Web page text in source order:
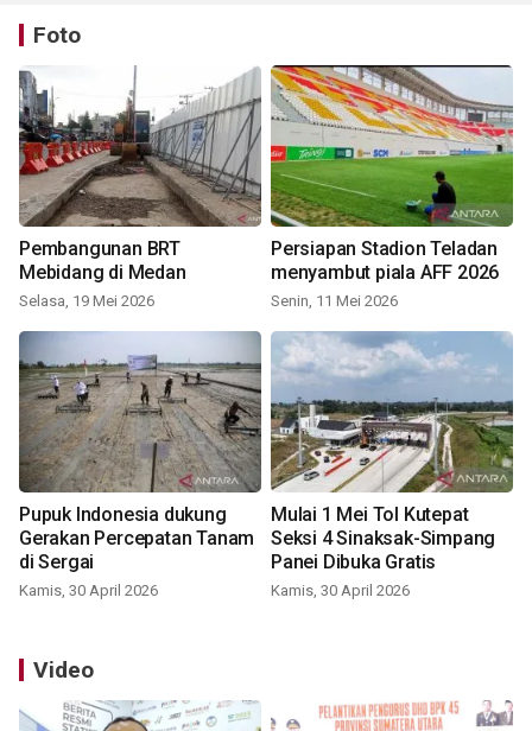
Foto
Pembangunan BRT
Mebidang di Medan
Selasa, 19 Mei 2026
Persiapan Stadion Teladan
menyambut piala AFF 2026
Senin, 11 Mei 2026
Pupuk Indonesia dukung
Gerakan Percepatan Tanam
di Sergai
Kamis, 30 April 2026
Mulai 1 Mei Tol Kutepat
Seksi 4 Sinaksak-Simpang
Panei Dibuka Gratis
Kamis, 30 April 2026
Video